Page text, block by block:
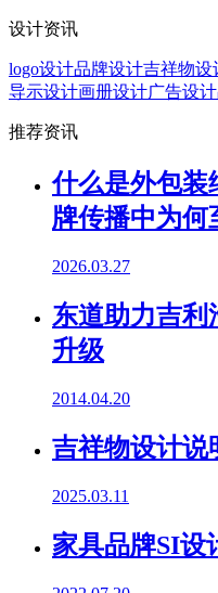
设计资讯
logo设计品牌设计吉祥物设
导示设计画册设计广告设计
推荐资讯
什么是外包装
牌传播中为何
2026.03.27
东道助力吉利
升级
2014.04.20
吉祥物设计说
2025.03.11
家具品牌SI设